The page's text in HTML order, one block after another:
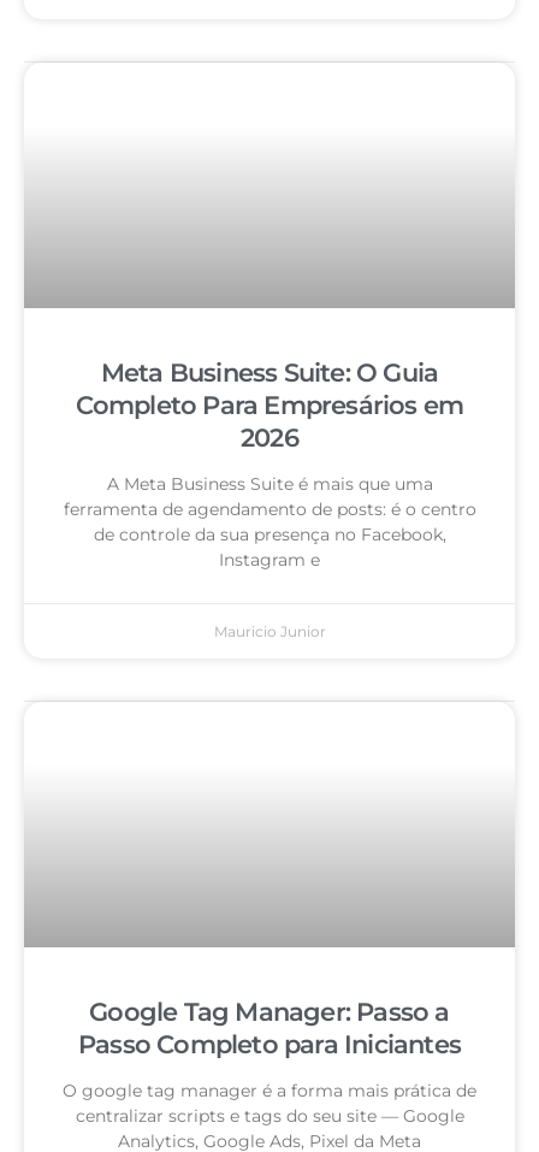
Meta Business Suite: O Guia
Completo Para Empresários em
2026
A Meta Business Suite é mais que uma
ferramenta de agendamento de posts: é o centro
de controle da sua presença no Facebook,
Instagram e
Mauricio Junior
Google Tag Manager: Passo a
Passo Completo para Iniciantes
O google tag manager é a forma mais prática de
centralizar scripts e tags do seu site — Google
Analytics, Google Ads, Pixel da Meta